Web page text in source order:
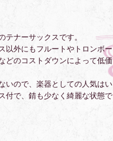
テナーサックスです。
以外にもフルートやトロンボー
どのコストダウンによって低価
いので、楽器としての人気はい
付で、錆も少なく綺麗な状態で